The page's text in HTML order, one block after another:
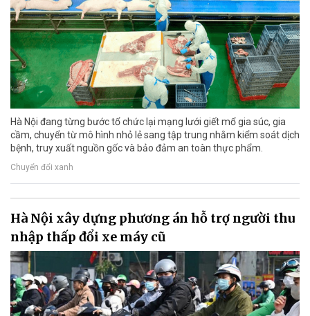
Hà Nội đang từng bước tổ chức lại mạng lưới giết mổ gia súc, gia
cầm, chuyển từ mô hình nhỏ lẻ sang tập trung nhằm kiểm soát dịch
bệnh, truy xuất nguồn gốc và bảo đảm an toàn thực phẩm.
Chuyển đổi xanh
Hà Nội xây dựng phương án hỗ trợ người thu
nhập thấp đổi xe máy cũ